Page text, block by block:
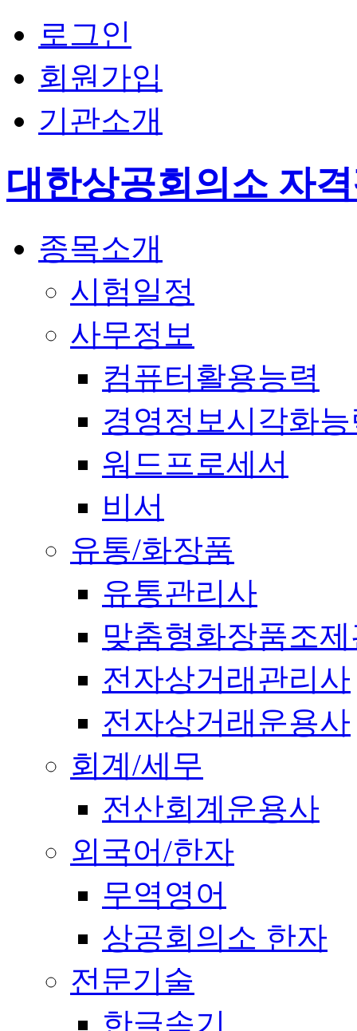
로그인
회원가입
기관소개
대한상공회의소 자
종목소개
시험일정
사무정보
컴퓨터활용능력
경영정보시각화
워드프로세서
비서
유통/화장품
유통관리사
맞춤형화장품조
전자상거래관리사
전자상거래운용사
회계/세무
전산회계운용사
외국어/한자
무역영어
상공회의소 한자
전문기술
한글속기